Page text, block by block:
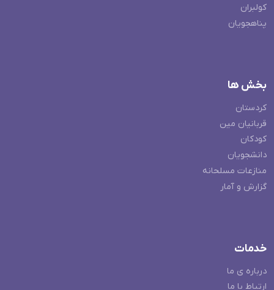
کولبران
پناهجویان
بخش ها
کردستان
قربانیان مین
کودکان
دانشجویان
منازعات مسلحانه
گزارش و آمار
خدمات
درباره ی ما
ارتباط با ما